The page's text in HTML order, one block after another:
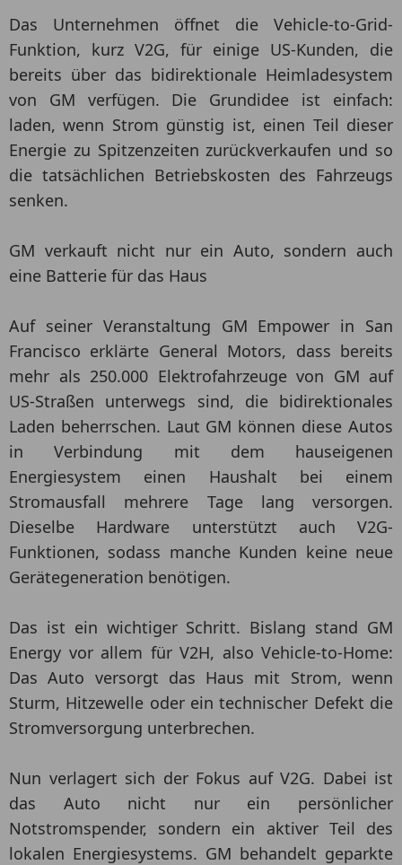
Das Unternehmen öffnet die Vehicle-to-Grid-
Funktion, kurz V2G, für einige US-Kunden, die
bereits über das bidirektionale Heimladesystem
von GM verfügen. Die Grundidee ist einfach:
laden, wenn Strom günstig ist, einen Teil dieser
Energie zu Spitzenzeiten zurückverkaufen und so
die tatsächlichen Betriebskosten des Fahrzeugs
senken.
GM verkauft nicht nur ein Auto, sondern auch
eine Batterie für das Haus
Auf seiner Veranstaltung GM Empower in San
Francisco erklärte General Motors, dass bereits
mehr als 250.000 Elektrofahrzeuge von GM auf
US-Straßen unterwegs sind, die bidirektionales
Laden beherrschen. Laut GM können diese Autos
in Verbindung mit dem hauseigenen
Energiesystem einen Haushalt bei einem
Stromausfall mehrere Tage lang versorgen.
Dieselbe Hardware unterstützt auch V2G-
Funktionen, sodass manche Kunden keine neue
Gerätegeneration benötigen.
Das ist ein wichtiger Schritt. Bislang stand GM
Energy vor allem für V2H, also Vehicle-to-Home:
Das Auto versorgt das Haus mit Strom, wenn
Sturm, Hitzewelle oder ein technischer Defekt die
Stromversorgung unterbrechen.
Nun verlagert sich der Fokus auf V2G. Dabei ist
das Auto nicht nur ein persönlicher
Notstromspender, sondern ein aktiver Teil des
lokalen Energiesystems. GM behandelt geparkte